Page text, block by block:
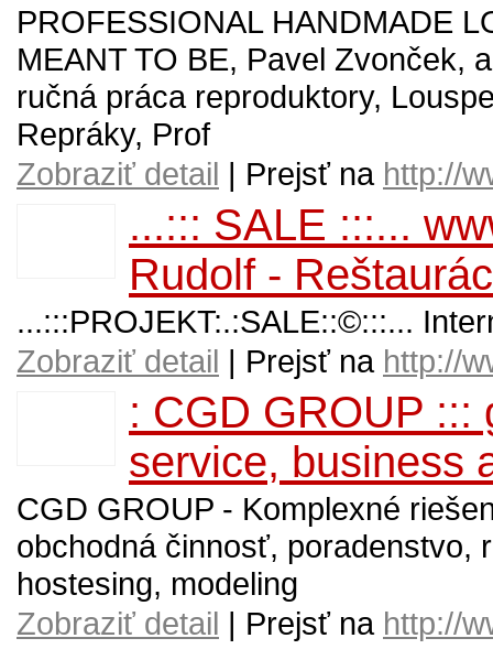
PROFESSIONAL HANDMADE
MEANT TO BE, Pavel Zvonček,
ručná práca reproduktory,
Repráky, Prof
Zobraziť detail | Prejsť na http://
...::: SALE :::...
Rudolf -
...:::PROJEKT:.:SALE::©:::...
Zobraziť detail | Prejsť na http://
: CGD GROUP :::
service, business
CGD GROUP - Komplexné
obchodná činnosť, poradenstvo,
hostesing, modeling
Zobraziť detail | Prejsť na http://